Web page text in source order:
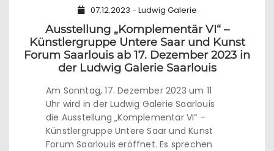
07.12.2023 - Ludwig Galerie
Ausstellung „Komplementär VI“ –
Künstlergruppe Untere Saar und Kunst
Forum Saarlouis ab 17. Dezember 2023 in
der Ludwig Galerie Saarlouis
Am Sonntag, 17. Dezember 2023 um 11
Uhr wird in der Ludwig Galerie Saarlouis
die Ausstellung „Komplementär VI“ –
Künstlergruppe Untere Saar und Kunst
Forum Saarlouis eröffnet. Es sprechen